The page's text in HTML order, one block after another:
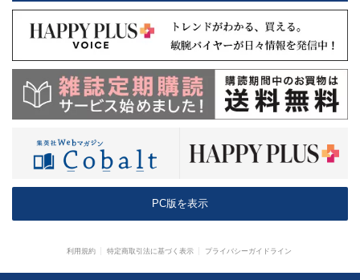
PC版を表示
利用規約 特定商取引法に基づく表示 プライバシーガイドライン